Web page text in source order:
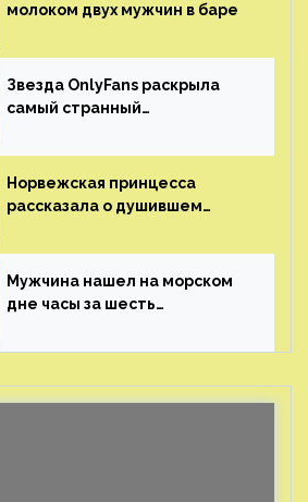
молоком двух мужчин в баре
Звезда OnlyFans раскрыла
самый странный
от фаната
Норвежская принцесса
рассказала о душившем
генерала
Мужчина нашел на морском
дне часы за шесть
с помощью пластиковых